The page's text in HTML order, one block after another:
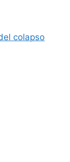
colapso